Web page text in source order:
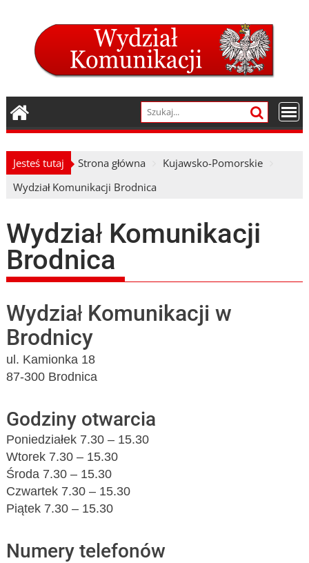
Jesteś tutaj Strona główna
Kujawsko-Pomorskie
Wydział Komunikacji Brodnica
Wydział Komunikacji
Brodnica
Wydział Komunikacji w
Brodnicy
ul. Kamionka 18
87-300 Brodnica
Godziny otwarcia
Poniedziałek 7.30 – 15.30
Wtorek 7.30 – 15.30
Środa 7.30 – 15.30
Czwartek 7.30 – 15.30
Piątek 7.30 – 15.30
Numery telefonów